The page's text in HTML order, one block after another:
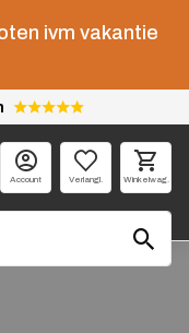
ivm vakantie
Account Verlangl. Winkelwag.